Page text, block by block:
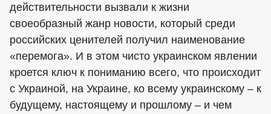
действительности вызвали к жизни
своеобразный жанр новости, который среди
российских ценителей получил наименование
«перемога». И в этом чисто украинском явлении
кроется ключ к пониманию всего, что происходит
с Украиной, на Украине, ко всему украинскому – к
будущему, настоящему и прошлому – и чем